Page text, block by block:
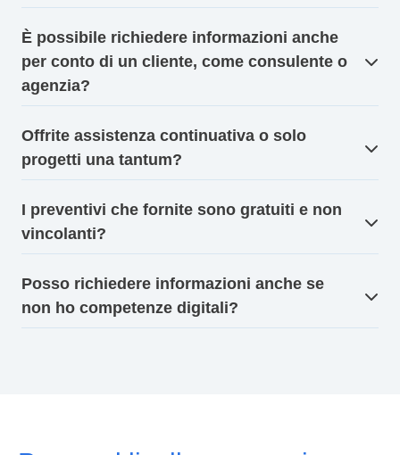
È possibile richiedere informazioni anche
per conto di un cliente, come consulente o
agenzia?
Offrite assistenza continuativa o solo
progetti una tantum?
I preventivi che fornite sono gratuiti e non
vincolanti?
Posso richiedere informazioni anche se
non ho competenze digitali?